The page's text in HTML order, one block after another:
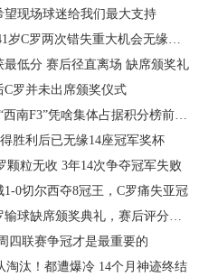
现场球迷给我们最大支持
C罗两次错失重大机会无缘首冠
最低分 赛后径直离场 缺席颁奖礼
罗并未出席颁奖仪式
F3”凭啥集体占据积分榜前三？
胜利后已无缘14座冠军奖杯
颗粒无收 3年14次争夺冠军失败
0切尔西夺8冠王，C罗痛失亚冠
缺席颁奖典礼，赛后评分出炉
四联赛争冠才是最重要的
淘汰！都遭爆冷 14个月神迹终结